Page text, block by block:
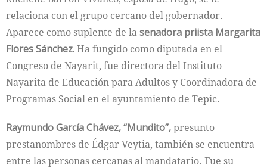
relaciona con el grupo cercano del gobernador.
Aparece como suplente de lasenadora priista Margarita
Flores Sánchez.Ha fungido como diputada en el
Congreso de Nayarit, fue directora del Instituto
Nayarita de Educación para Adultos y Coordinadora de
Programas Social en el ayuntamiento de Tepic.
Raymundo García Chávez, “Mundito”,presunto
prestanombres de Édgar Veytia, también se encuentra
entre las personas cercanas al mandatario. Fue su